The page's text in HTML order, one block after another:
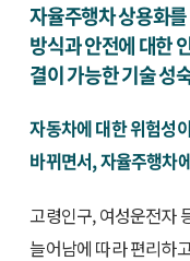
자율주행차 상용화
방식과 안전에 대한
결이 가능한 기술 성
자동차에 대한 위험성
바뀌면서, 자율주행차
고령인구, 여성운전자
늘어남에 따라 편리하